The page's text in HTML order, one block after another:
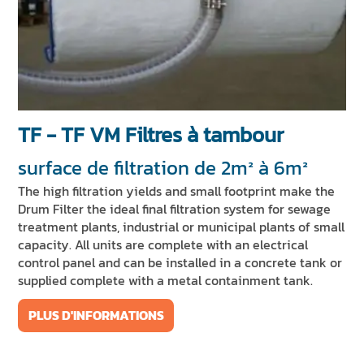
ARTICLES TECHNIQUES
ACTUALITÉS ET ÉVÉNEMENTS
DURABILITÉ
FR EN IT DE ES
TF - TF VM Filtres à tambour
surface de filtration de 2m² à 6m²
The high filtration yields and small footprint make the
Drum Filter the ideal final filtration system for sewage
treatment plants, industrial or municipal plants of small
capacity. All units are complete with an electrical
control panel and can be installed in a concrete tank or
supplied complete with a metal containment tank.
PLUS D'INFORMATIONS